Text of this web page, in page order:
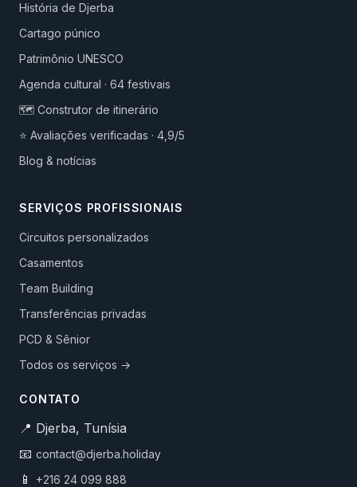
História de Djerba
Cartago púnico
Patrimônio UNESCO
Agenda cultural · 64 festivais
🗺️ Construtor de itinerário
⭐ Avaliações verificadas · 4,9/5
Blog & notícias
SERVIÇOS PROFISSIONAIS
Circuitos personalizados
Casamentos
Team Building
Transferências privadas
PCD & Sênior
Todos os serviços →
CONTATO
📍 Djerba, Tunísia
📧 contact@djerba.holiday
📱 +216 24 099 888